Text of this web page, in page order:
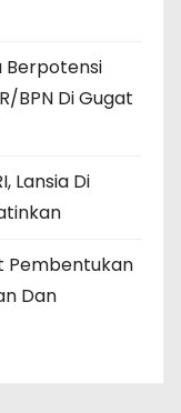
Berpotensi
BPN Di Gugat
Lansia Di
Pembentukan
Dan